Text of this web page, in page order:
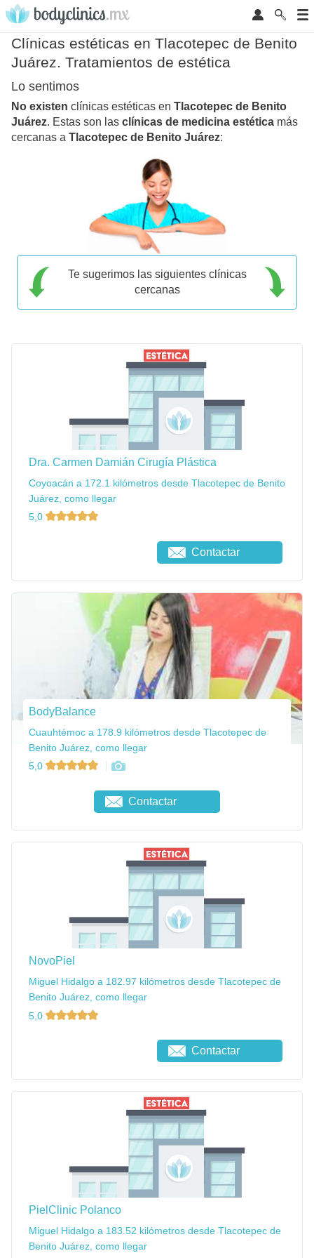
Clínicas estéticas en Tlacotepec de Benito
Juárez. Tratamientos de estética
Lo sentimos
No existen clínicas estéticas en Tlacotepec de Benito
Juárez. Estas son las clínicas de medicina estética más
cercanas a Tlacotepec de Benito Juárez:
Te sugerimos las siguientes clínicas
cercanas
Dra. Carmen Damián Cirugía Plástica
Coyoacán a 172.1 kilómetros desde Tlacotepec de Benito
Juárez, como llegar
5,0
Contactar
BodyBalance
Cuauhtémoc a 178.9 kilómetros desde Tlacotepec de
Benito Juárez, como llegar
5,0
Contactar
NovoPiel
Miguel Hidalgo a 182.97 kilómetros desde Tlacotepec de
Benito Juárez, como llegar
5,0
Contactar
PielClinic Polanco
Miguel Hidalgo a 183.52 kilómetros desde Tlacotepec de
Benito Juárez, como llegar